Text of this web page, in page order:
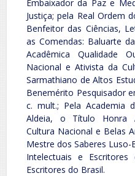
Embaixador da Paz e
Justiça; pela Real Ordem
Benfeitor das Ciências,
as Comendas: Baluarte
Acadêmica Qualidade
Nacional e Ativista da
Sarmathiano de Altos
Benemérito Pesquisador
c. mult.; Pela Academia
Aldeia, o Título Honra
Cultura Nacional e Belas
Mestre dos Saberes
Intelectuais e
Escritores do Brasil.